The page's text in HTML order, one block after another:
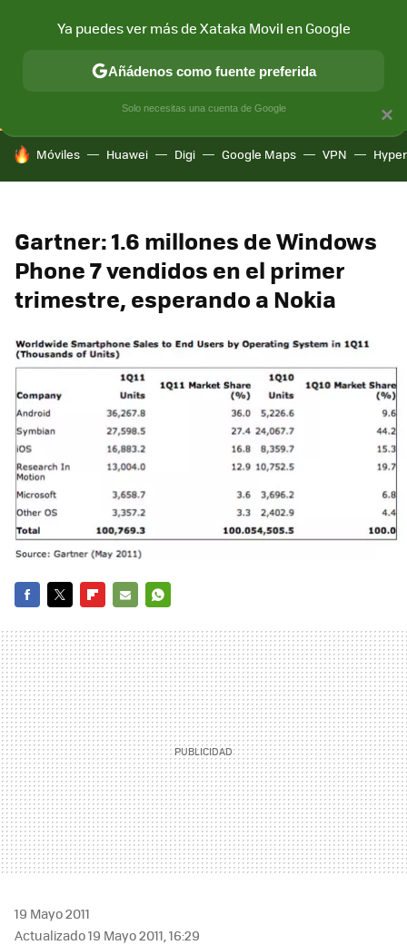
CONECTIVIDAD MÓVIL Y SOCIEDAD APLICACIONES
HOY SE HABLA DE
Móviles Huawei Digi Google Maps VPN
Gartner: 1.6 millones de Windows
Phone 7 vendidos en el primer
trimestre, esperando a Nokia
MAIL
19 Mayo 2011
Actualizado 19 Mayo 2011, 16:29
×
Ya puedes ver más de Xataka Movil en Google
Añádenos como fuente preferida
Solo necesitas una cuenta de Google